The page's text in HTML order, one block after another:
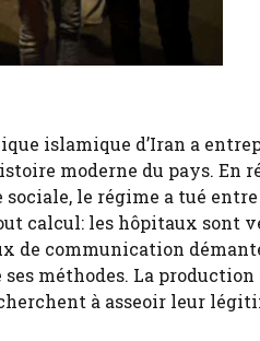
islamique d’Iran a
moderne du pays. En
le régime a tué
calcul: les hôpitaux sont
de communication
méthodes. La
à asseoir leur